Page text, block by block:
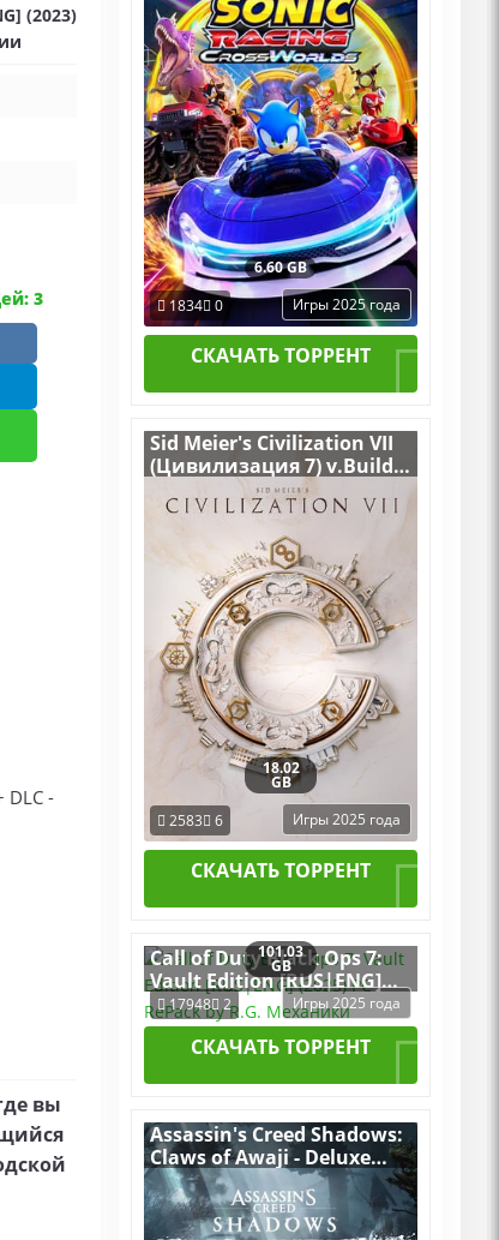
(2023)
3
DLC -
вы
6.60 GB
1834 0 Игры 2025 года
СКАЧАТЬ ТОРРЕНТ
Sid Meier's Civilization VII
(Цивилизация 7) v.Build
17226959 [RUS|ENG] (2025)
PC Лицензия
18.02
GB
2583
6 Игры 2025 года
СКАЧАТЬ ТОРРЕНТ
Call of Duty Black Ops 7:
Vault Edition [RUS|ENG]
(2025) PC RePack by R.G.
Механики
101.03
GB
17948 2 Игры 2025 года
СКАЧАТЬ ТОРРЕНТ
Assassin's Creed Shadows:
Claws of Awaji - Deluxe
Edition v.1.1.6 [RUS|ENG]
(2025) PC RePack by R.G.
Механики со всеми DLCs